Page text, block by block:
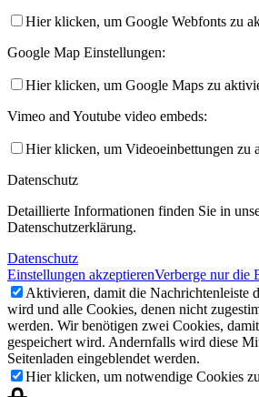
Anfahrt
VfR Kultur
Hier klicken, um Google Webfonts zu
Google Map Einstellungen:
Hier klicken, um Google Maps zu
Vimeo and Youtube video embeds:
Hier klicken, um Videoeinbettungen zu
Datenschutz
Detaillierte Informationen finden Sie in
Datenschutzerklärung.
Datenschutz
Einstellungen akzeptierenVerberge nur die
Aktivieren, damit die Nachrichtenleiste
wird und alle Cookies, denen nicht
werden. Wir benötigen zwei Cookies,
gespeichert wird. Andernfalls wird diese
Seitenladen eingeblendet werden.
Hier klicken, um notwendige Cookies